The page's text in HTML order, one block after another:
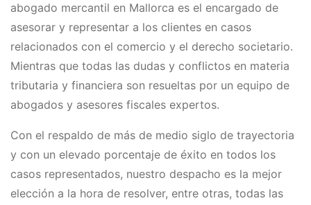
abogado mercantil en Mallorca es el encargado de
asesorar y representar a los clientes en casos
relacionados con el comercio y el derecho societario.
Mientras que todas las dudas y conflictos en materia
tributaria y financiera son resueltas por un equipo de
abogados y asesores fiscales expertos.
Con el respaldo de más de medio siglo de trayectoria
y con un elevado porcentaje de éxito en todos los
casos representados, nuestro despacho es la mejor
elección a la hora de resolver, entre otras, todas las